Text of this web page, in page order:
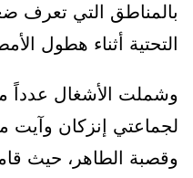
بالمناطق التي تعرف
التحتية أثناء هطول
وشملت الأشغال عدداً من
لجماعتي إنزكان وآيت
وقصبة الطاهر، حيث